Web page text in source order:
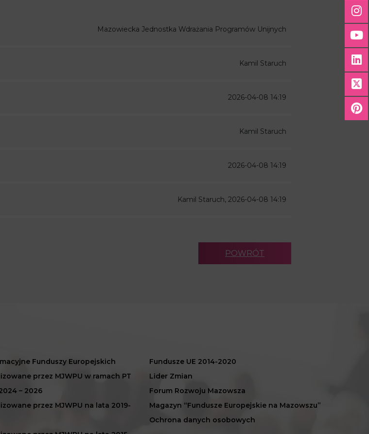
Mazowiecka Jednostka Wdrażania Programów Unijnych
Kamil Staruch
2026-04-08 14:19
Kamil Staruch
2026-04-08 14:19
Kamil Staruch, 2026-04-08 14:19
POWRÓT
Funduszy Europejskich
przez MJWPU w ramach PT
– 2026
przez MJWPU na lata 2019-
Fundusze UE 2014-2020
Lider Zmian
Forum Rozwoju Mazowsza
Magazyn “Fundusze Europejskie na Mazowszu”
Ochrona danych osobowych